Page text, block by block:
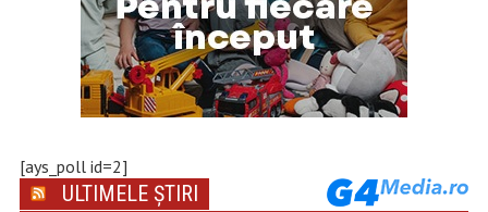
[ays_poll id=2]
ULTIMELE ȘTIRI